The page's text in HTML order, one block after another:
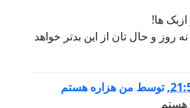
ها!
روز و حال تان از این بدتر خواهد
,توسط من هزاره هستم
هستم